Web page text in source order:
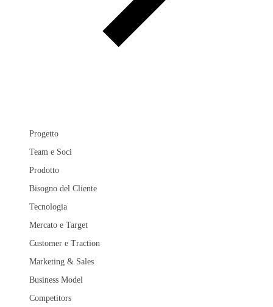
Progetto
Team e Soci
Prodotto
Bisogno del Cliente
Tecnologia
Mercato e Target
Customer e Traction
Marketing & Sales
Business Model
Competitors